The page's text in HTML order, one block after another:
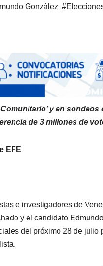
González,
y en
de 3 millones de
EFE
e investigadores de
y el candidato
del próximo 28 de julio